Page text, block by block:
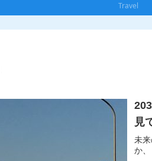
Travel
見
未
か